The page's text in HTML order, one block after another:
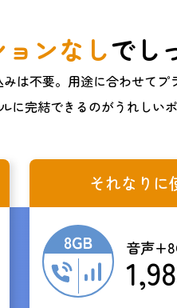
ンなしでし
は不要。用途に合わせて
に完結できるのがうれしい
それなりに
音声